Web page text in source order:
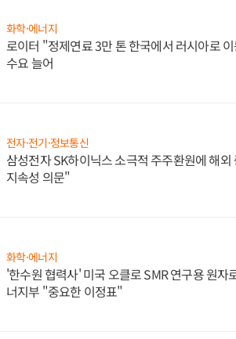
화학·에너지
로이터 "정제연료 3만 톤 한국에서 러시아로
수요 늘어
전자·전기·정보통신
삼성전자 SK하이닉스 소극적 주주환원에 해
지속성 의문"
화학·에너지
'한수원 협력사' 미국 오클로 SMR 연구용 원자
너지부 "중요한 이정표"